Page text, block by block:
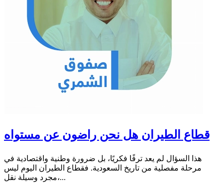
قطاع الطيران هل نحن راضون عن مستواه
هذا السؤال لم يعد ترفًا فكريًا، بل ضرورة وطنية واقتصادية في
مرحلة مفصلية من تاريخ السعودية. فقطاع الطيران اليوم ليس
مجرد وسيلة نقل،...